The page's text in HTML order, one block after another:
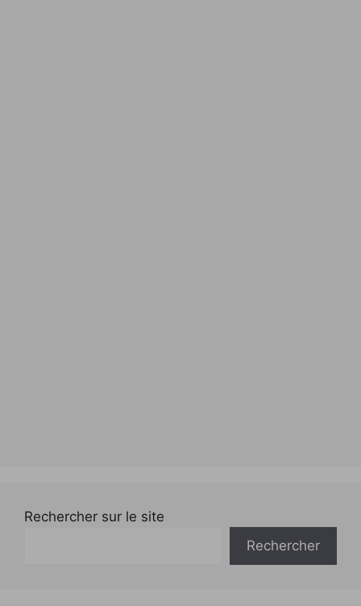
Rechercher sur le site
Rechercher